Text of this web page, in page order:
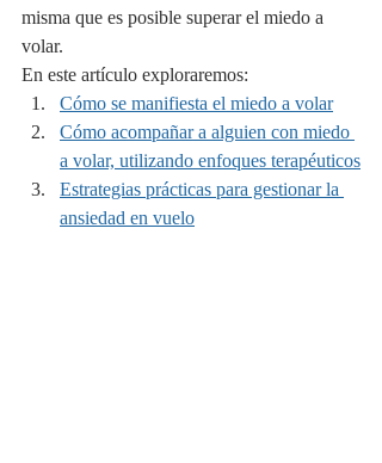
misma que es posible superar el miedo a
volar.
En este artículo exploraremos:
Cómo se manifiesta el miedo a volar
Cómo acompañar a alguien con miedo
a volar, utilizando enfoques terapéuticos
Estrategias prácticas para gestionar la
ansiedad en vuelo